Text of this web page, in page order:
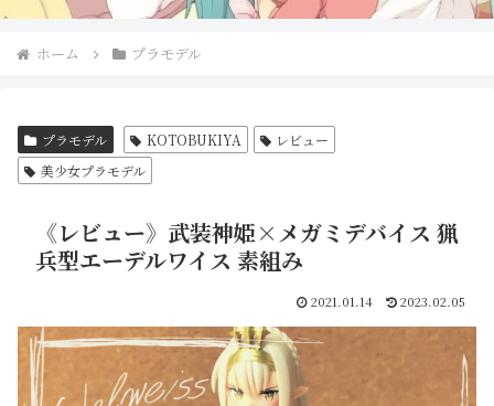
ホーム プラモデル
プラモデル KOTOBUKIYA
レビュー
美少女プラモデル
《レビュー》武装神姫×メガミデバイス 猟
兵型エーデルワイス 素組み
2021.01.14 2023.02.05